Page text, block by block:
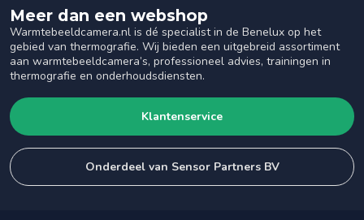
Meer dan een webshop
Warmtebeeldcamera.nl is dé specialist in de Benelux op het
gebied van thermografie. Wij bieden een uitgebreid assortiment
aan warmtebeeldcamera’s, professioneel advies, trainingen in
thermografie en onderhoudsdiensten.
Klantenservice
Onderdeel van Sensor Partners BV